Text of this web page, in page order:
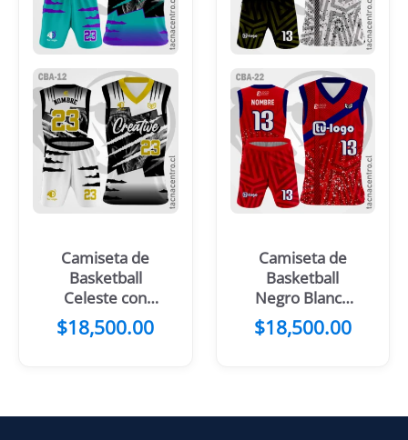
Camiseta de
Basketball
Celeste con
mangas
moradas
$18,500.00
Camiseta de
Basketball
Negro Blanco
mangas
Amarillas
$18,500.00